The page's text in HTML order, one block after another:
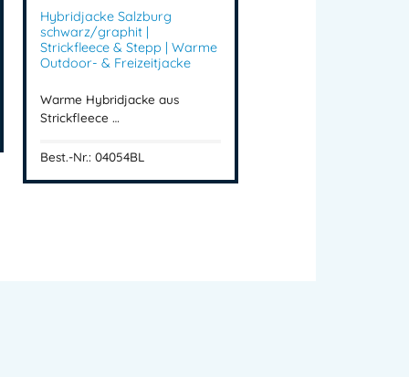
Hybridjacke Salzburg
schwarz/graphit |
Strickfleece & Stepp | Warme
Outdoor- & Freizeitjacke
Warme Hybridjacke aus
Strickfleece …
Best.-Nr.: 04054BL